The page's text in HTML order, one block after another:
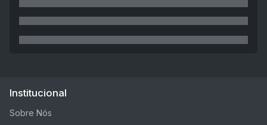
Institucional
Sobre Nós